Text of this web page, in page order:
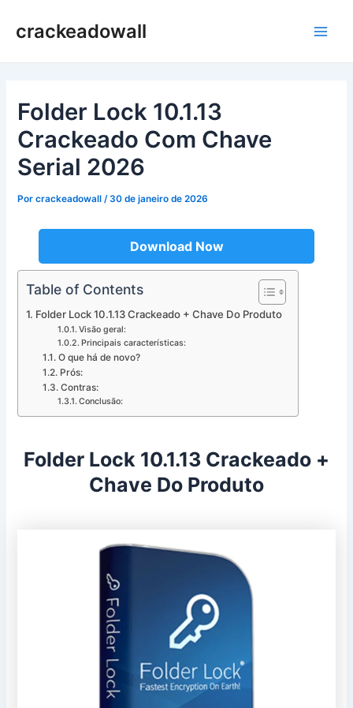
paracrackeadowall
Folder Lock 10.1.13
Crackeado Com Chave
Serial 2026
Porcrackeadowall /30 de janeiro de 2026
Download Now
Table of Contents
Folder Lock 10.1.13 Crackeado + Chave Do Produto
Visão geral:
Principais características:
O que há de novo?
Prós:
Contras:
Conclusão:
Folder Lock 10.1.13 Crackeado +
Chave Do Produto